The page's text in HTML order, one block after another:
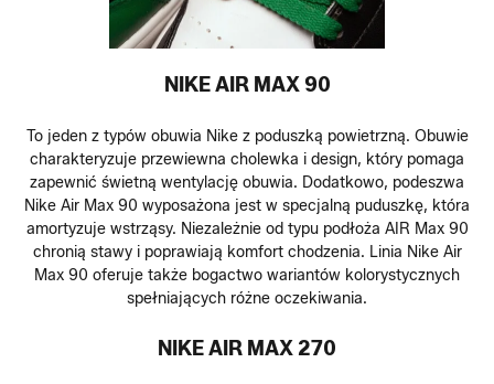
NIKE AIR MAX 90
To jeden z typów obuwia Nike z poduszką powietrzną. Obuwie
charakteryzuje przewiewna cholewka i design, który pomaga
zapewnić świetną wentylację obuwia. Dodatkowo, podeszwa
Nike Air Max 90 wyposażona jest w specjalną puduszkę, która
amortyzuje wstrząsy. Niezależnie od typu podłoża AIR Max 90
chronią stawy i poprawiają komfort chodzenia. Linia Nike Air
Max 90 oferuje także bogactwo wariantów kolorystycznych
spełniających różne oczekiwania.
NIKE AIR MAX 270